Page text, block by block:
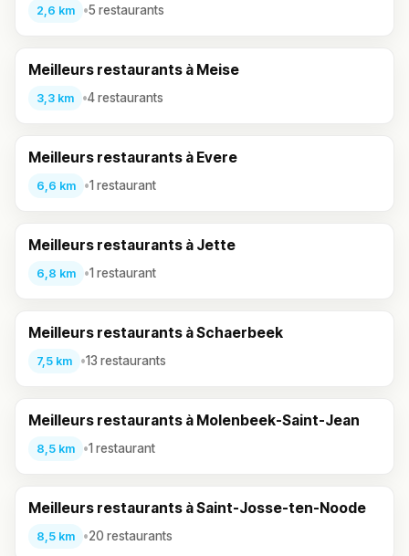
2,6 km •5 restaurants
Meilleurs restaurants à Meise
3,3 km •4 restaurants
Meilleurs restaurants à Evere
6,6 km •1 restaurant
Meilleurs restaurants à Jette
6,8 km •1 restaurant
Meilleurs restaurants à Schaerbeek
7,5 km •13 restaurants
Meilleurs restaurants à Molenbeek-Saint-Jean
8,5 km •1 restaurant
Meilleurs restaurants à Saint-Josse-ten-Noode
8,5 km •20 restaurants